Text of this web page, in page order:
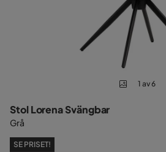
1 av 6
Stol Lorena Svängbar
Grå
SE PRISET!